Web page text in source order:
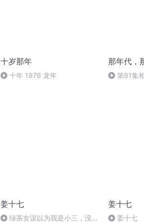
十岁那年
十年 1976 龙年
那年代，
第91集
姜十七
绿茶女误以为我是小三，没想
姜十七
姜十七